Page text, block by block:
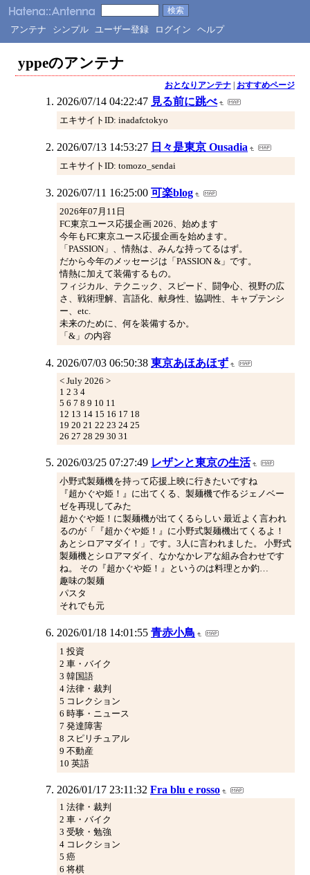
アンテナ シンプル ユーザー登録 ログイン ヘルプ
yppeのアンテナ
おとなりアンテナ| おすすめページ
2026/07/14 04:22:47 見る前に跳べ
エキサイトID: inadafctokyo
2026/07/13 14:53:27 日々是東京 Ousadia
エキサイトID: tomozo_sendai
2026/07/11 16:25:00 可楽blog
2026年07月11日
FC東京ユース応援企画 2026、始めます
今年もFC東京ユース応援企画を始めます。
「PASSION」、情熱は、みんな持ってるはず。
だから今年のメッセージは「PASSION &」です。
情熱に加えて装備するもの。
フィジカル、テクニック、スピード、闘争心、視野の広
さ、戦術理解、言語化、献身性、協調性、キャプテンシ
ー、etc.
未来のために、何を装備するか。
「&」の内容
2026/07/03 06:50:38 東京あほあほず
< July 2026 >
1 2 3 4
5 6 7 8 9 10 11
12 13 14 15 16 17 18
19 20 21 22 23 24 25
26 27 28 29 30 31
2026/03/25 07:27:49 レザンと東京の生活
小野式製麺機を持って応援上映に行きたいですね
『超かぐや姫！』に出てくる、製麺機で作るジェノベー
ゼを再現してみた
超かぐや姫！に製麺機が出てくるらしい 最近よく言われ
るのが「『超かぐや姫！』に小野式製麺機出てくるよ！
あとシロアマダイ！」です。3人に言われました。 小野式
製麺機とシロアマダイ、なかなかレアな組み合わせです
ね。 その『超かぐや姫！』というのは料理とか釣…
趣味の製麺
パスタ
それでも元
2026/01/18 14:01:55 青赤小鳥
1 投資
2 車・バイク
3 韓国語
4 法律・裁判
5 コレクション
6 時事・ニュース
7 発達障害
8 スピリチュアル
9 不動産
10 英語
2026/01/17 23:11:32 Fra blu e rosso
1 法律・裁判
2 車・バイク
3 受験・勉強
4 コレクション
5 癌
6 将棋